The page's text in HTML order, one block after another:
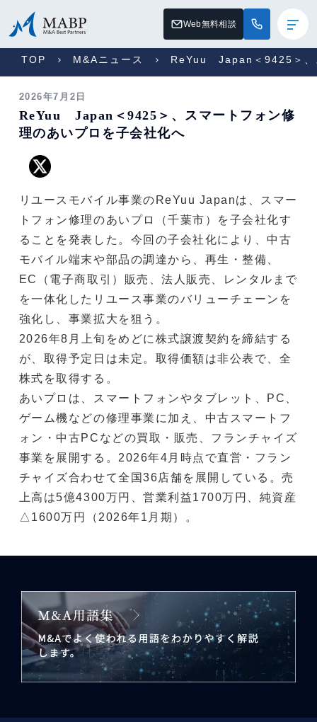
Web無料相談
TOP M&Aニュース ReYuu Japan＜9425＞、
2026年7月2日
ReYuu Japan＜9425＞、スマートフォン修
理のあいプロを子会社化へ
リユースモバイル事業のReYuu Japanは、スマー
トフォン修理のあいプロ（千葉市）を子会社化す
ることを発表した。今回の子会社化により、中古
モバイル端末や部品の調達から、再生・整備、
EC（電子商取引）販売、法人販売、レンタルまで
を一体化したリユース事業のバリューチェーンを
強化し、事業拡大を狙う。
2026年8月上旬をめどに株式譲渡契約を締結する
が、取得予定日は未定。取得価額は非公表で、全
株式を取得する。
あいプロは、スマートフォンやタブレット、PC、
ゲーム機などの修理事業に加え、中古スマートフ
ォン・中古PCなどの買取・販売、フランチャイズ
事業を展開する。2026年4月時点で直営・フラン
チャイズ合わせて全国36店舗を展開している。売
上高は5億4300万円、営業利益1700万円、純資産
△1600万円（2026年1月期）。